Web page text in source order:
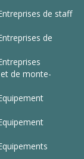
de staff
de
de monte-